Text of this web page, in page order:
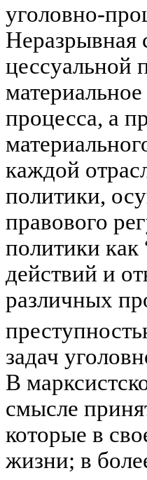
уголовно-
Неразрывная
цессуальной
процесса, а
каждой
политики,
правового
политики как
действий и
различных
задач
В
смысле
которые в
жизни; в